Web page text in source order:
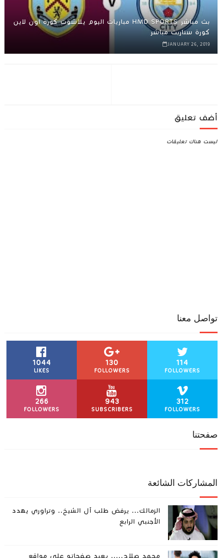
بث مباشر HMD SPORTS مباريات اليوم يلاشوت كورة اون لاين
كورة ستاربث مباشر
JANUARY 26, 2019
أضف تعليق
ليست هناك تعليقات
تواصل معنا
114
FOLLOWERS
130
FOLLOWERS
1044
LIKES
312
FOLLOWERS
943
SUBSCRIBERS
266
FOLLOWERS
صفحتنا
المشاركات الشائعة
الزمالك... يرفض طلب آل الشيخ.. وتراوري يهدد
الأجنبي الرابع
محمد صلاح..... يعيد صفحاته على مواقع